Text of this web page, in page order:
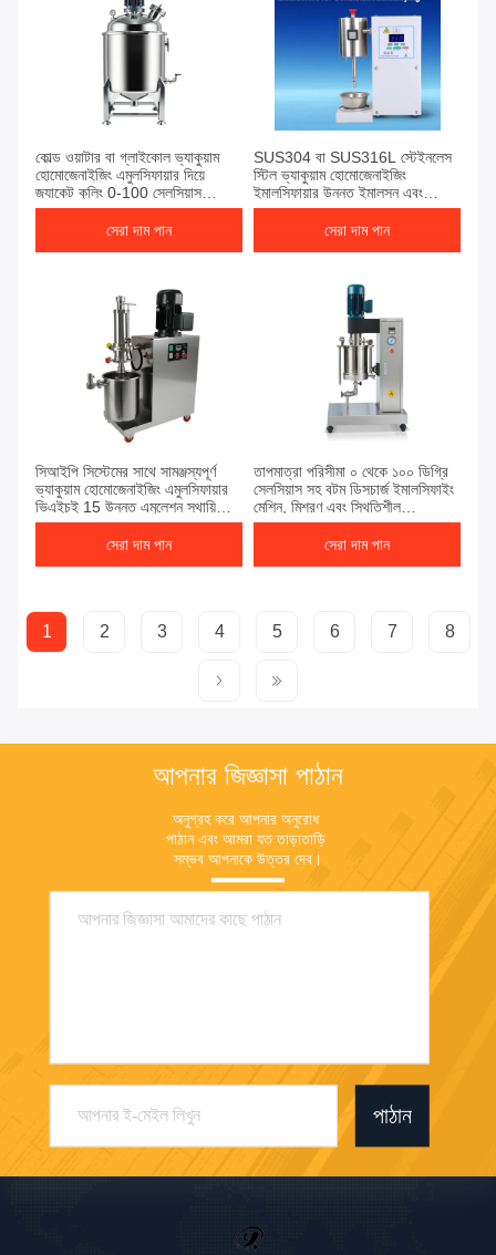
কোল্ড ওয়াটার বা গ্লাইকোল ভ্যাকুয়াম
হোমোজেনাইজিং এমুলসিফায়ার দিয়ে
জ্যাকেট কুলিং 0-100 সেলসিয়াস
তাপমাত্রা পরিসীমা সহ এমুলেশন
প্রস্তুতির জন্য ডিজাইন করা হয়েছে
সেরা দাম পান
SUS304 বা SUS316L স্টেইনলেস
স্টিল ভ্যাকুয়াম হোমোজেনাইজিং
ইমালসিফায়ার উন্নত ইমালসন এবং
পারফরম্যান্সের জন্য
সেরা দাম পান
সিআইপি সিস্টেমের সাথে সামঞ্জস্যপূর্ণ
ভ্যাকুয়াম হোমোজেনাইজিং এমুলসিফায়ার
ভিএইচই 15 উন্নত এমুলেশন স্থায়িত্বের
জন্য জ্যাকেট কুলিং কোল্ড ওয়াটার
গ্লাইকোল বৈশিষ্ট্যযুক্ত
সেরা দাম পান
তাপমাত্রা পরিসীমা ০ থেকে ১০০ ডিগ্রি
সেলসিয়াস সহ বটম ডিসচার্জ ইমালসিফাইং
মেশিন, মিশ্রণ এবং স্থিতিশীল
ইমালসিফিকেশনের জন্য ডিজাইন করা
সেরা দাম পান
1 2 3 4 5 6 7 8
আপনার জিজ্ঞাসা পাঠান
অনুগ্রহ করে আপনার অনুরোধ
পাঠান এবং আমরা যত তাড়াতাড়ি
সম্ভব আপনাকে উত্তর দেব।
পাঠান